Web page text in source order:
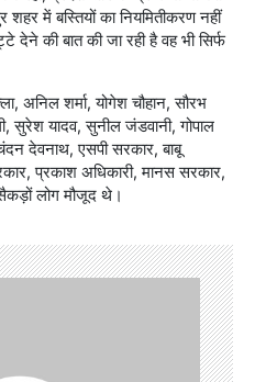
में बस्तियों का नियमितीकरण नहीं
देने की बात की जा रही है वह भी सिर्फ
अनिल शर्मा, योगेश चौहान, सौरभ
सुरेश यादव, सुनील जंडवानी, गोपाल
देवनाथ, एसपी सरकार, बाबू
प्रकाश अधिकारी, मानस सरकार,
लोग मौजूद थे।